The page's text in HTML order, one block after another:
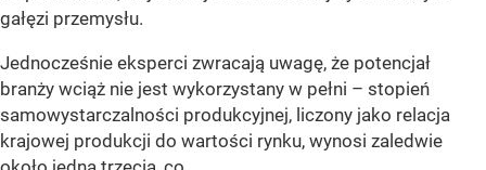
gałęzi przemysłu.
Jednocześnie eksperci zwracają uwagę, że potencjał
branży wciąż nie jest wykorzystany w pełni – stopień
samowystarczalności produkcyjnej, liczony jako relacja
krajowej produkcji do wartości rynku, wynosi zaledwie